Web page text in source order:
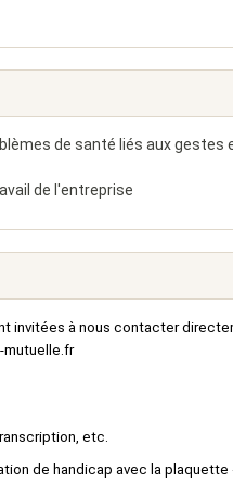
de santé liés aux gestes
de l'entreprise
invitées à nous contacter
mutuelle.fr
etc.
de handicap avec la plaquette